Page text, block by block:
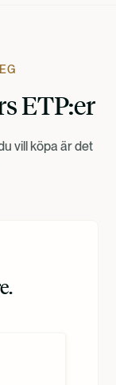
ETP:er
vill köpa är det